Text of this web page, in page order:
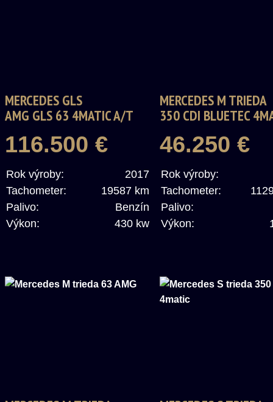
MERCEDES GLS
AMG GLS 63 4MATIC A/T
116.500 €
Rok výroby:
2017
Tachometer:
19587 km
Palivo:
Benzín
Výkon:
430 kw
MERCEDES M TRIEDA
350 CDI BLUETEC
46.250 €
Rok výroby:
Tachometer:
Palivo:
Výkon: